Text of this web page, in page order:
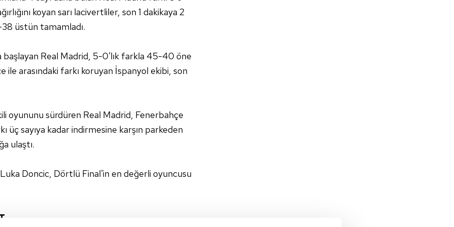
koyan sarı lacivertliler, son 1 dakikaya 2
üstün tamamladı.
başlayan Real Madrid, 5-0'lık farkla 45-40 öne
arasındaki farkı koruyan İspanyol ekibi, son
oyununu sürdüren Real Madrid, Fenerbahçe
üç sayıya kadar indirmesine karşın parkeden
ulaştı.
Doncic, Dörtlü Final'in en değerli oyuncusu